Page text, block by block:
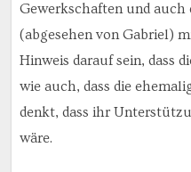
Gewerkschaften und auch
(abgesehen von Gabriel)
Hinweis darauf sein, dass
wie auch, dass die
denkt, dass ihr
wäre.